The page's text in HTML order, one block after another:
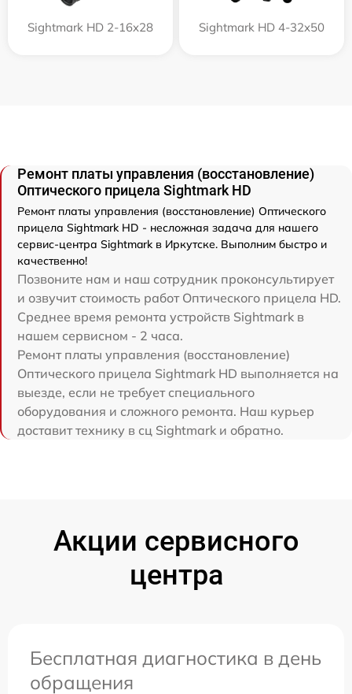
Sightmark HD 2-16x28 Sightmark HD 4-32x50
Ремонт платы управления (восстановление)
Оптического прицела Sightmark HD
Ремонт платы управления (восстановление) Оптического
прицела Sightmark HD - несложная задача для нашего
сервис-центра Sightmark в Иркутске. Выполним быстро и
качественно!
Позвоните нам и наш сотрудник проконсультирует
и озвучит стоимость работ Оптического прицела HD.
Среднее время ремонта устройств Sightmark в
нашем сервисном - 2 часа.
Ремонт платы управления (восстановление)
Оптического прицела Sightmark HD выполняется на
выезде, если не требует специального
оборудования и сложного ремонта. Наш курьер
доставит технику в сц Sightmark и обратно.
Акции сервисного
центра
Бесплатная диагностика в день
обращения